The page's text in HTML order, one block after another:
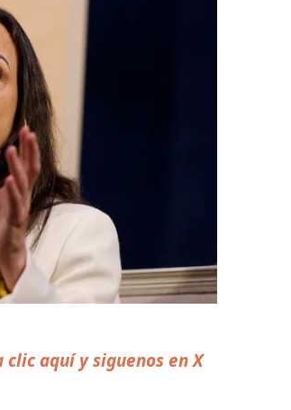
clic aquí y siguenos en X